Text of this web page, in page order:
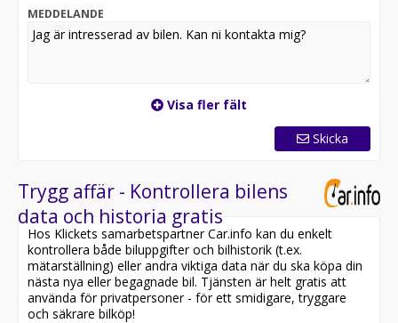
MEDDELANDE
Visa fler fält
Skicka
Trygg affär - Kontrollera bilens
data och historia gratis
Hos Klickets samarbetspartner Car.info kan du enkelt
kontrollera både biluppgifter och bilhistorik (t.ex.
mätarställning) eller andra viktiga data när du ska köpa din
nästa nya eller begagnade bil. Tjänsten är helt gratis att
använda för privatpersoner - för ett smidigare, tryggare
och säkrare bilköp!